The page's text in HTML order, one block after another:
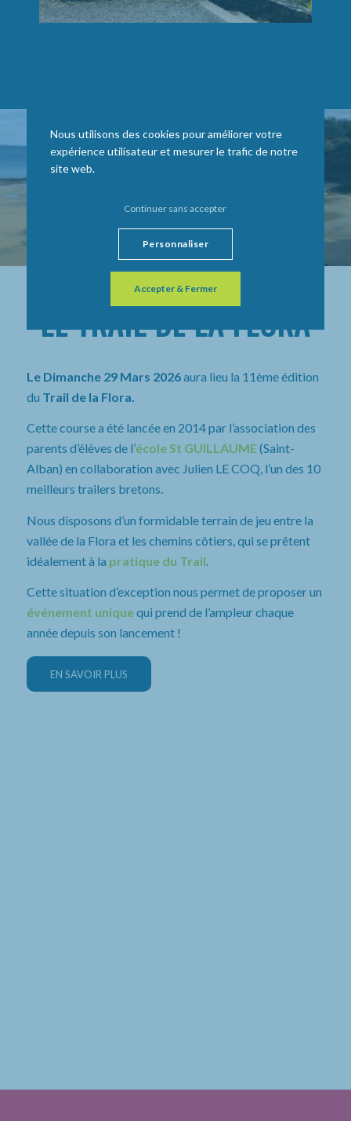
LE TRAIL DE LA FLORA
Le Dimanche 29 Mars 2026aura lieu la 11ème édition
du Trail de la Flora.
Cette course a été lancée en 2014 par l’association des
parents d’élèves de l’école St GUILLAUME(Saint-
Alban) en collaboration avec Julien LE COQ, l’un des 10
meilleurs trailers bretons.
Nous disposons d’un formidable terrain de jeu entre la
vallée de la Flora et les chemins côtiers, qui se prêtent
idéalement à la pratique du Trail
Cette situation d’exception nous permet de proposer un
événement uniquequi prend de l’ampleur chaque
année depuis son lancement !
EN SAVOIR PLUS
Nous utilisons des cookies pour améliorer votre
expérience utilisateur et mesurer le trafic de notre
site web.
Accepter & Fermer
Continuer sans accepter
Personnaliser